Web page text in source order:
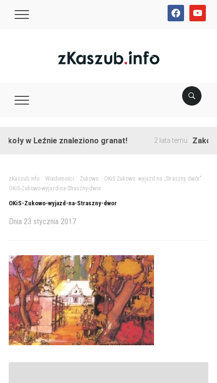
facebookyoutube
w Leźnie znaleziono granat! 2 lata temu
zKaszub.info> Wiadomości Żukowo> OKiS Żukowo: wyjazd na „Straszny dwór”>
OKiS-Zukowo-wyjazd-na-Straszny-dwor
OKiS-Zukowo-wyjazd-na-Straszny-dwor
Dnia 23 stycznia 2017